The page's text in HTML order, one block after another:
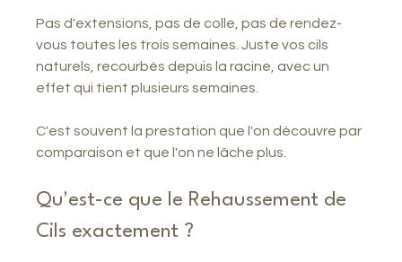
Pas d'extensions, pas de colle, pas de rendez-
vous toutes les trois semaines. Juste vos cils
naturels, recourbés depuis la racine, avec un
effet qui tient plusieurs semaines.
C'est souvent la prestation que l'on découvre par
comparaison et que l'on ne lâche plus.
Qu'est-ce que le Rehaussement de
Cils exactement ?